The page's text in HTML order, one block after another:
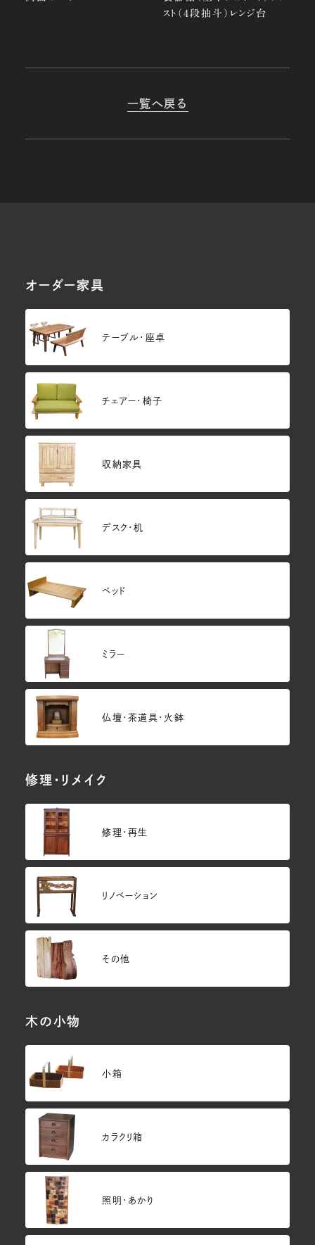
スト（4段抽斗）レンジ台
一覧へ戻る
オーダー家具
テーブル・座卓
チェアー・椅子
収納家具
デスク・机
ベッド
ミラー
仏壇･茶道具・火鉢
修理・リメイク
修理・再生
リノベーション
その他
木の小物
小箱
カラクリ箱
照明・あかり